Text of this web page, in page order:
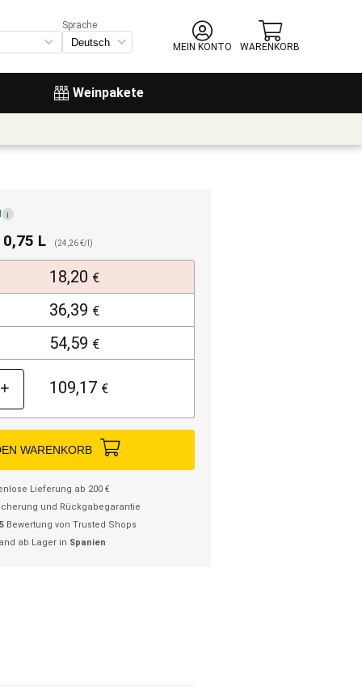
Weinpakete
Sprache
MEIN KONTO
WARENKORB
i
L (24,26 €/l)
18,20 €
36,39 €
54,59 €
+ 109,17 €
WARENKORB
Lieferung ab 200 €
und Rückgabegarantie
Bewertung von Trusted Shops
ab Lager in Spanien